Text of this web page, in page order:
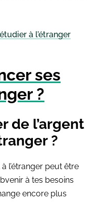
à l’étranger
ses
?
de l’argent
?
l’étranger peut être
à tes besoins
encore plus